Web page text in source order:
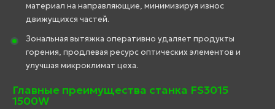
материал на направляющие, минимизируя износ
движущихся частей.
Зональная вытяжка оперативно удаляет продукты
горения, продлевая ресурс оптических элементов и
улучшая микроклимат цеха.
Главные преимущества станка FS3015
1500W